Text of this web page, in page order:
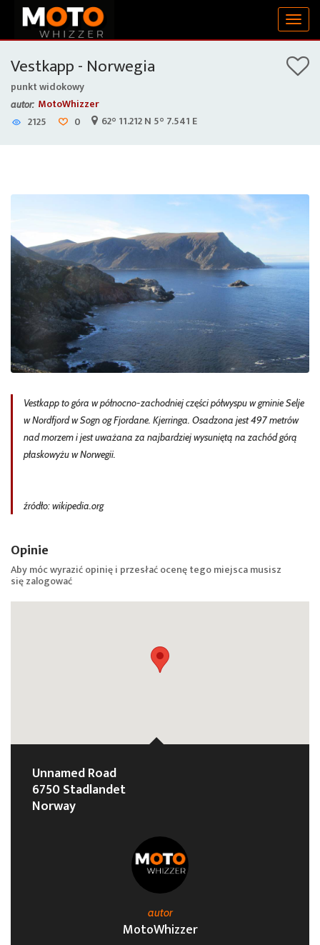
Vestkapp - Norwegia
punkt widokowy
autor: MotoWhizzer
2125
0 62° 11.212 N 5° 7.541 E
Vestkapp to góra w północno-zachodniej części półwyspu w gminie Selje
w Nordfjord w Sogn og Fjordane. Kjerringa. Osadzona jest 497 metrów
nad morzem i jest uważana za najbardziej wysuniętą na zachód górą
płaskowyżu w Norwegii.
źródło: wikipedia.org
Opinie
Aby móc wyrazić opinię i przesłać ocenę tego miejsca musisz
sięzalogować
Unnamed Road
6750 Stadlandet
Norway
autor
MotoWhizzer